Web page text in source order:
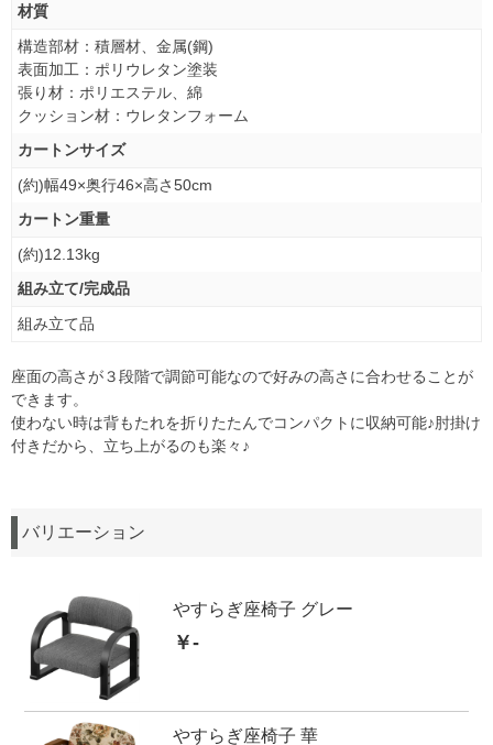
材質
構造部材：積層材、金属(鋼)
表面加工：ポリウレタン塗装
張り材：ポリエステル、綿
クッション材：ウレタンフォーム
カートンサイズ
(約)幅49×奥行46×高さ50cm
カートン重量
(約)12.13kg
組み立て/完成品
組み立て品
座面の高さが３段階で調節可能なので好みの高さに合わせることが
できます。
使わない時は背もたれを折りたたんでコンパクトに収納可能♪肘掛け
付きだから、立ち上がるのも楽々♪
バリエーション
やすらぎ座椅子 グレー
￥-
やすらぎ座椅子 華